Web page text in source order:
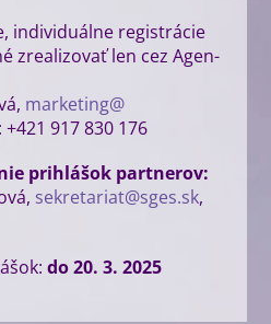
indi­vi­du­ál­ne regis­trá­cie
zre­a­li­zo­vať len cez Agen­
marketing@​
+421 917 830 176
pri­hlá­šok par­tne­rov:
sekretariat@​sges.​sk,
do 20. 3. 2025